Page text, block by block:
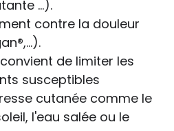
...).
contre la douleur
de limiter les
susceptibles
cutanée comme le
l'eau salée ou le